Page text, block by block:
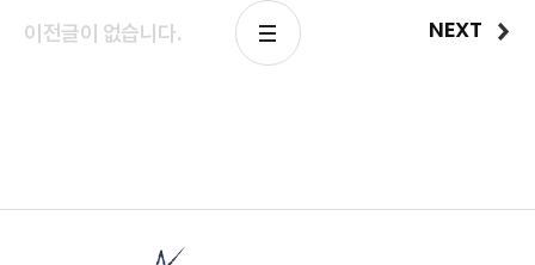
이전글이 없습니다. NEXT